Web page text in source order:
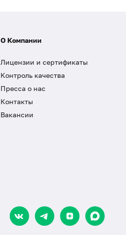
О Компании
Лицензии и сертификаты
Контроль качества
Пресса о нас
Контакты
Вакансии